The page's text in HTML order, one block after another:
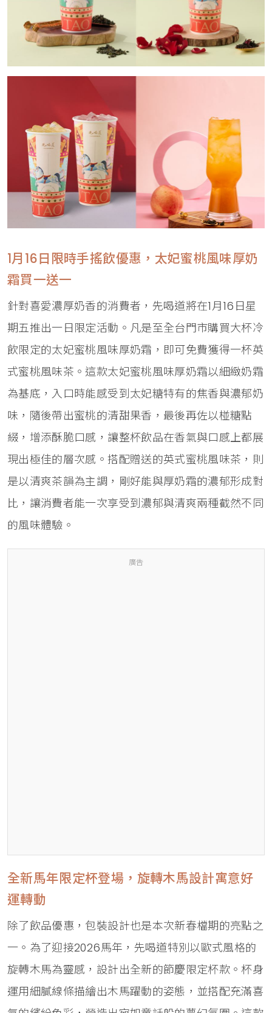
1月16日限時手搖飲優惠，太妃蜜桃風味厚奶
霜買一送一
針對喜愛濃厚奶香的消費者，先喝道將在1月16日星
期五推出一日限定活動。凡是至全台門市購買大杯冷
飲限定的太妃蜜桃風味厚奶霜，即可免費獲得一杯英
式蜜桃風味茶。這款太妃蜜桃風味厚奶霜以細緻奶霜
為基底，入口時能感受到太妃糖特有的焦香與濃郁奶
味，隨後帶出蜜桃的清甜果香，最後再佐以椪糖點
綴，增添酥脆口感，讓整杯飲品在香氣與口感上都展
現出極佳的層次感。搭配贈送的英式蜜桃風味茶，則
是以清爽茶韻為主調，剛好能與厚奶霜的濃郁形成對
比，讓消費者能一次享受到濃郁與清爽兩種截然不同
的風味體驗。
廣告
全新馬年限定杯登場，旋轉木馬設計寓意好
運轉動
除了飲品優惠，包裝設計也是本次新春檔期的亮點之
一。為了迎接2026馬年，先喝道特別以歐式風格的
旋轉木馬為靈感，設計出全新的節慶限定杯款。杯身
運用細膩線條描繪出木馬躍動的姿態，並搭配充滿喜